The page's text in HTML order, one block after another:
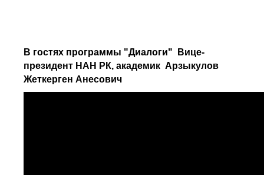
В гостях программы "Диалоги" Вице-
президент НАН РК, академик Арзыкулов
Жеткерген Анесович